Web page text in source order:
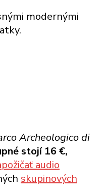
modernými
Archeologico di
stojí 16 €,
audio
skupinových